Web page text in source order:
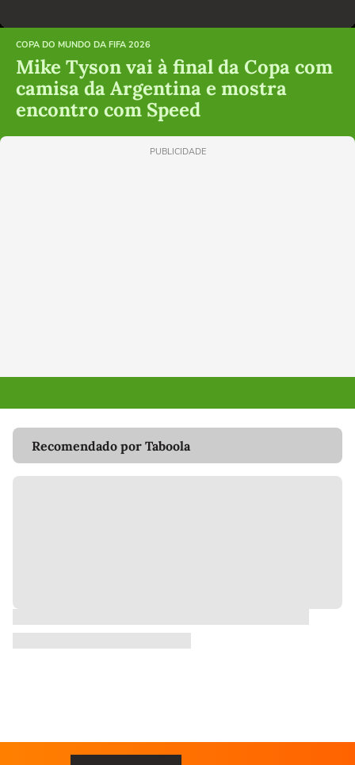
COPA DO MUNDO DA FIFA 2026
Mike Tyson vai à final da Copa com
camisa da Argentina e mostra
encontro com Speed
PUBLICIDADE
Recomendado por Taboola